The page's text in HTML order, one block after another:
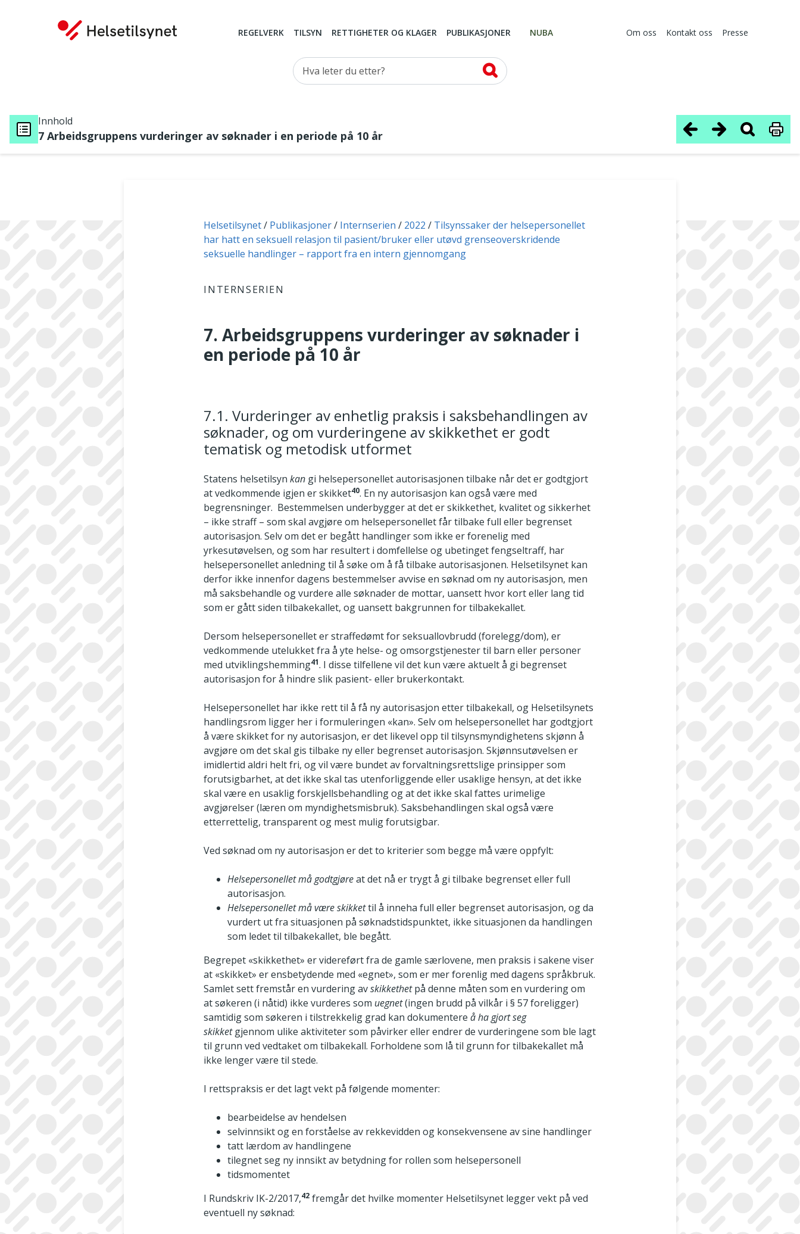
REGELVERK TILSYN RETTIGHETER OG KLAGER PUBLIKASJONER NUBA Om oss Kontakt oss Presse
Hva leter du etter?
Innhold
7 Arbeidsgruppens vurderinger av søknader i en periode på 10 år
Du er her:
Helsetilsynet Publikasjoner Internserien 2022
Tilsynssaker der helsepersonellet
har hatt en seksuell relasjon til pasient/bruker eller utøvd grenseoverskridende
seksuelle handlinger – rapport fra en intern gjennomgang
INTERNSERIEN
7. Arbeidsgruppens vurderinger av søknader i
en periode på 10 år
7.1. Vurderinger av enhetlig praksis i saksbehandlingen av
søknader, og om vurderingene av skikkethet er godt
tematisk og metodisk utformet
Statens helsetilsynkan gi helsepersonellet autorisasjonen tilbake når det er godtgjort
at vedkommende igjen er skikket40. En ny autorisasjon kan også være med
begrensninger. Bestemmelsen underbygger at det er skikkethet, kvalitet og sikkerhet
– ikke straff – som skal avgjøre om helsepersonellet får tilbake full eller begrenset
autorisasjon. Selv om det er begått handlinger som ikke er forenelig med
yrkesutøvelsen, og som har resultert i domfellelse og ubetinget fengseltraff, har
helsepersonellet anledning til å søke om å få tilbake autorisasjonen. Helsetilsynet kan
derfor ikke innenfor dagens bestemmelser avvise en søknad om ny autorisasjon, men
må saksbehandle og vurdere alle søknader de mottar, uansett hvor kort eller lang tid
som er gått siden tilbakekallet, og uansett bakgrunnen for tilbakekallet.
Dersom helsepersonellet er straffedømt for seksuallovbrudd (forelegg/dom), er
vedkommende utelukket fra å yte helse- og omsorgstjenester til barn eller personer
med utviklingshemming41. I disse tilfellene vil det kun være aktuelt å gi begrenset
autorisasjon for å hindre slik pasient- eller brukerkontakt.
Helsepersonellet har ikke rett til å få ny autorisasjon etter tilbakekall, og Helsetilsynets
handlingsrom ligger her i formuleringen «kan». Selv om helsepersonellet har godtgjort
å være skikket for ny autorisasjon, er det likevel opp til tilsynsmyndighetens skjønn å
avgjøre om det skal gis tilbake ny eller begrenset autorisasjon. Skjønnsutøvelsen er
imidlertid aldri helt fri, og vil være bundet av forvaltningsrettslige prinsipper som
forutsigbarhet, at det ikke skal tas utenforliggende eller usaklige hensyn, at det ikke
skal være en usaklig forskjellsbehandling og at det ikke skal fattes urimelige
avgjørelser (læren om myndighetsmisbruk). Saksbehandlingen skal også være
etterrettelig, transparent og mest mulig forutsigbar.
Ved søknad om ny autorisasjon er det to kriterier som begge må være oppfylt:
Helsepersonellet må godtgjøreat det nå er trygt å gi tilbake begrenset eller full
autorisasjon.
Helsepersonellet må være skikkettil å inneha full eller begrenset autorisasjon, og da
vurdert ut fra situasjonen på søknadstidspunktet, ikke situasjonen da handlingen
som ledet til tilbakekallet, ble begått.
Begrepet «skikkethet» er videreført fra de gamle særlovene, men praksis i sakene viser
at «skikket» er ensbetydende med «egnet», som er mer forenlig med dagens språkbruk.
Samlet sett fremstår en vurdering avskikkethetpå denne måten som en vurdering om
at søkeren (i nåtid) ikke vurderes som uegnet(ingen brudd på vilkår i § 57 foreligger)
samtidig som søkeren i tilstrekkelig grad kan dokumentereå ha gjort seg
skikketgjennom ulike aktiviteter som påvirker eller endrer de vurderingene som ble lagt
til grunn ved vedtaket om tilbakekall. Forholdene som lå til grunn for tilbakekallet må
ikke lenger være til stede.
I rettspraksis er det lagt vekt på følgende momenter:
bearbeidelse av hendelsen
selvinnsikt og en forståelse av rekkevidden og konsekvensene av sine handlinger
tatt lærdom av handlingene
tilegnet seg ny innsikt av betydning for rollen som helsepersonell
tidsmomentet
I Rundskriv IK-2/2017,42 fremgår det hvilke momenter Helsetilsynet legger vekt på ved
eventuell ny søknad: